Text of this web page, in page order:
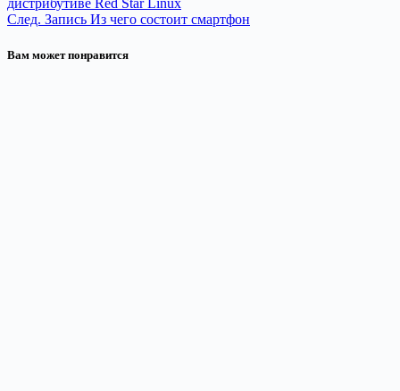
дистрибутиве Red Star Linux
След. Запись Из чего состоит смартфон
Вам может понравится